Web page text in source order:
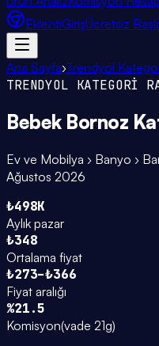
EklentiGirişÜcretsiz
Ana Sayfa›Trendyol
TRENDYOL KATEGORİ
Bebek Bornoz
Ev ve Mobilya › Banyo ›
Ağustos 2026
₺498K
Aylık pazar
₺348
Ortalama fiyat
₺273–₺366
Fiyat aralığı
%21.5
Komisyon(vade 21g)